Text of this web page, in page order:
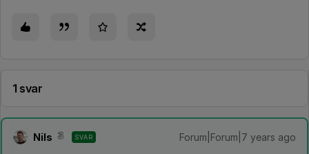
1 svar
Nils SVAR Forum|Forum|7 years ago